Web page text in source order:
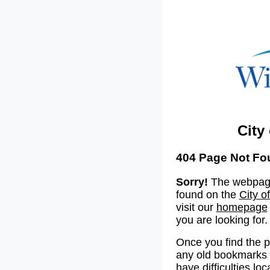
City
404 Page Not
Sorry! The
found on the City
visit our homepage
you are looking for.
Once you find the
any old
have difficulties